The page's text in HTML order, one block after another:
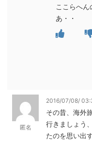
ここらへ
あ・・
匿名
2016/07/08/
その昔、海外
行きましょう
たのを思い出